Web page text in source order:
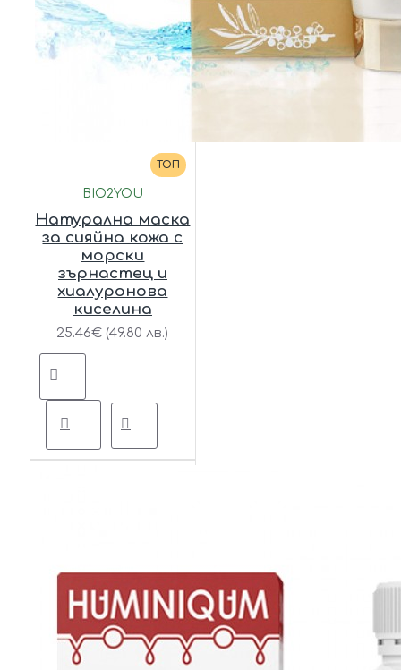
ТОП
BIO2YOU
Натурална маска
за сияйна кожа с
морски
зърнастец и
хиалуронова
киселина
25.46€ (49.80 лв.)